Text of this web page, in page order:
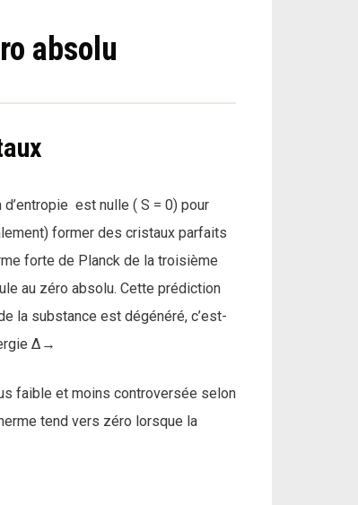
absolu
est nulle ( S = 0) pour
former des cristaux parfaits
forte de Planck de la troisième
au zéro absolu. Cette prédiction
la substance est dégénéré, c’est-
Δ→
faible et moins controversée selon
tend vers zéro lorsque la